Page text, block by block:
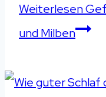
Weiterlesen
und Milben